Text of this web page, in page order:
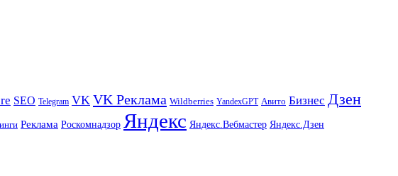
SEO Telegram VK VK Реклама Wildberries YandexGPT Авито Бизнес Дзен
Реклама Роскомнадзор Яндекс Яндекс.Вебмастер Яндекс.Дзен